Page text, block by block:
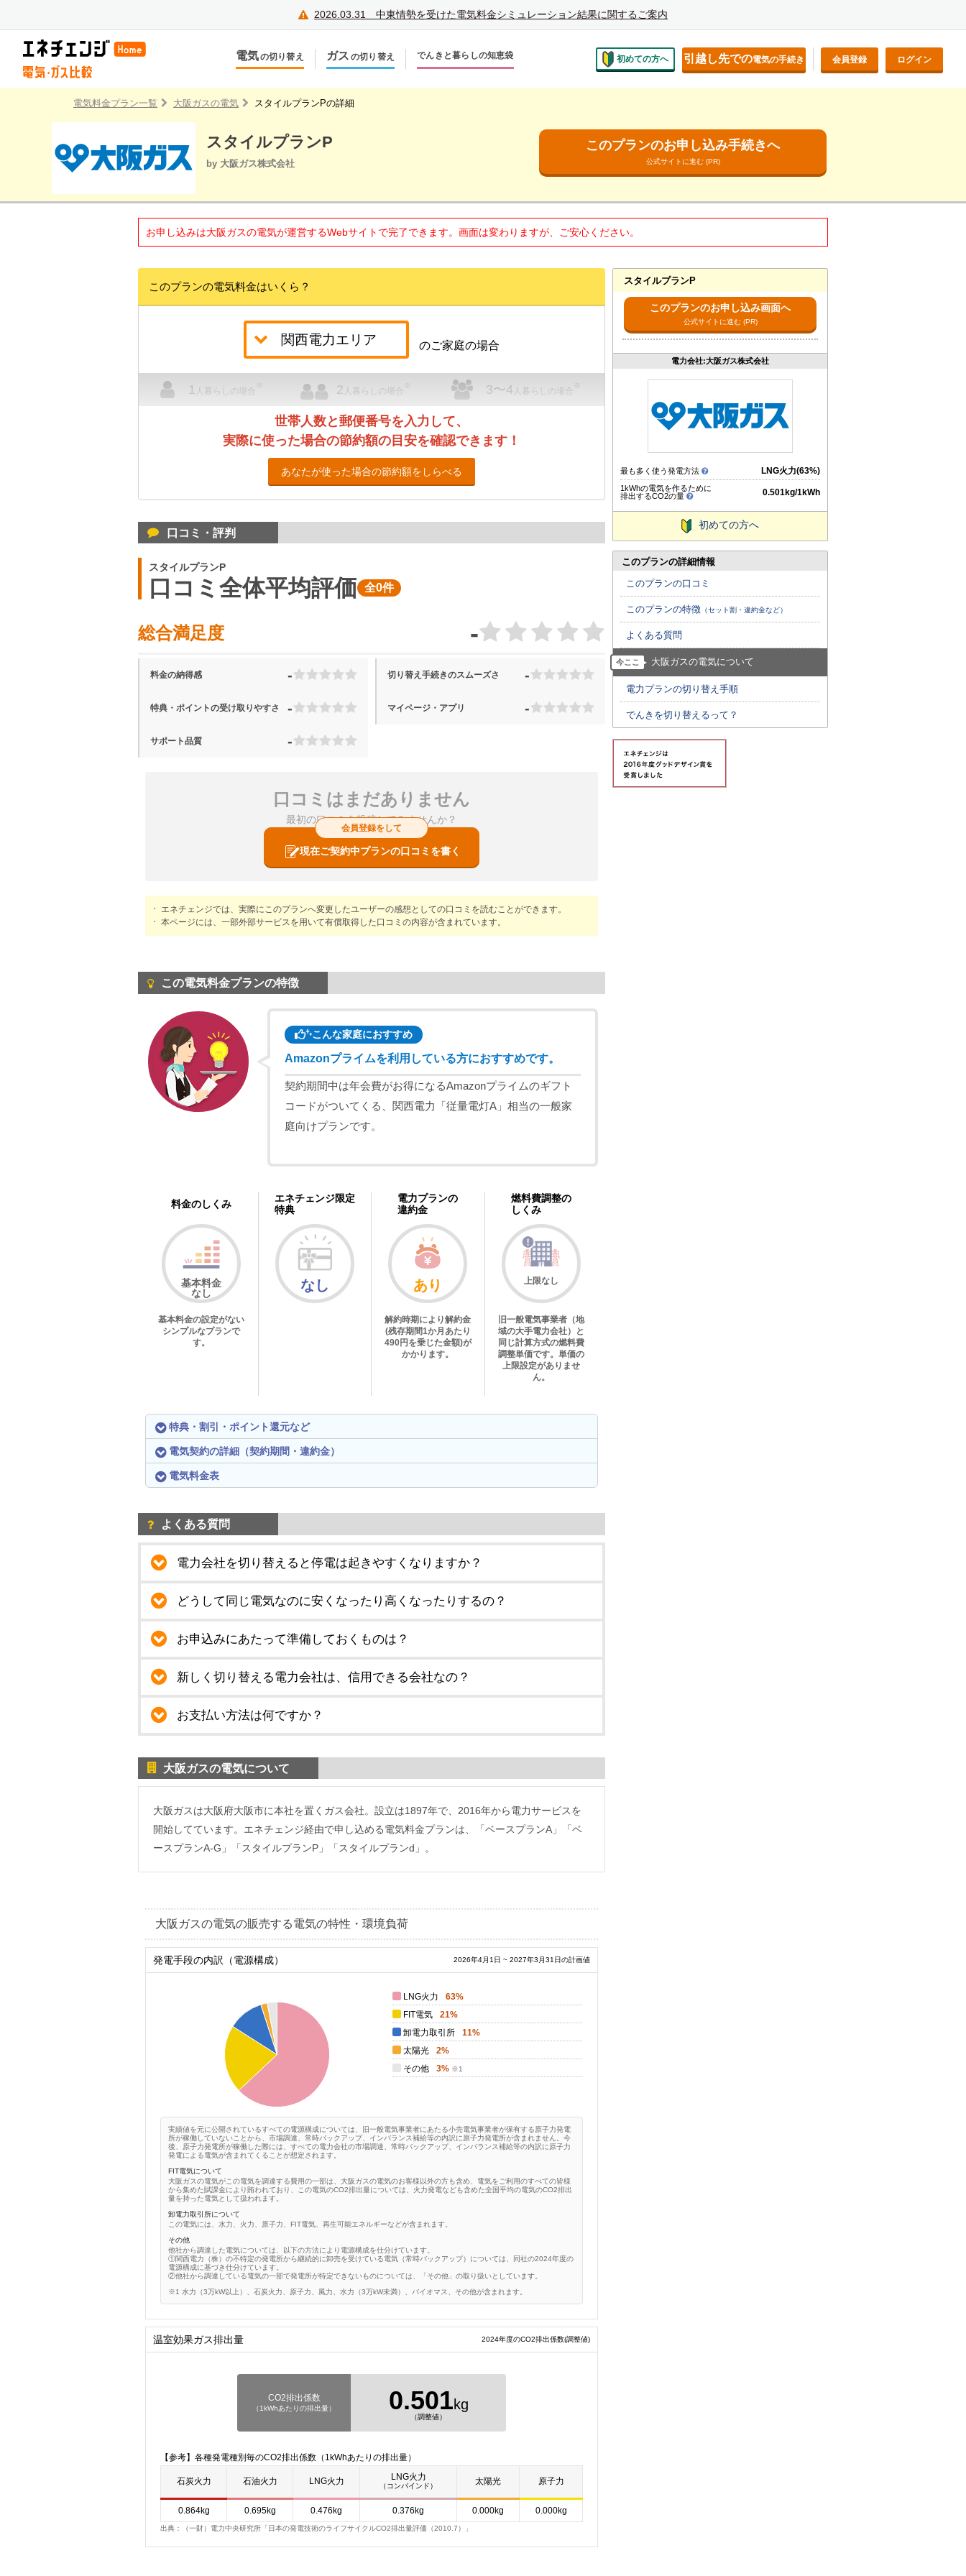
2026.03.31 中東情勢を受けた電気料金シミュレーション結果に関するご案内
電気の切り替え
引越しで新しく申し込み
ガス の切り替え
引越しで新しく申し込み
でんきと暮らしの知恵袋 初めての方へ 引越し先での電気の手続き 会員登録 ログイン
電気料金プラン一覧 大阪ガスの電気 スタイルプランPの詳細
スタイルプランP
by 大阪ガス株式会社
このプランのお申し込み手続きへ
公式サイトに進む (PR)
お申し込みは大阪ガスの電気が運営するWebサイトで完了できます。画面は変わりますが、ご安心ください。
このプランの電気料金はいくら？
のご家庭の場合
1 人暮らしの場合
※ 2 人暮らしの場合
※ 3〜4 人暮らしの場合
※
世帯人数と郵便番号を入力して、
実際に使った場合の節約額の目安を確認できます！
あなたが使った場合の節約額をしらべる
口コミ・評判
スタイルプランP
口コミ全体平均評価 全0件
総合満足度 -
料金の納得感 - 切り替え手続きのスムーズさ -
特典・ポイントの受け取りやすさ - マイページ・アプリ -
サポート品質 -
口コミはまだありません
最初の口コミを投稿してみませんか？
会員登録をして
現在ご契約中プランの口コミを書く
エネチェンジでは、実際にこのプランへ変更したユーザーの感想としての口コミを読むことができます。
本ページには、一部外部サービスを用いて有償取得した口コミの内容が含まれています。
この電気料金プランの特徴
こんな家庭におすすめ
Amazonプライムを利用している方におすすめです。
契約期間中は年会費がお得になるAmazonプライムのギフト
コードがついてくる、関西電力「従量電灯A」相当の一般家
庭向けプランです。
料金のしくみ
基本料金
なし
基本料金の設定がない
シンプルなプランで
す。
エネチェンジ限定
特典
なし
電力プランの
違約金
あり
解約時期により解約金
(残存期間1か月あたり
490円を乗じた金額)が
かかります。
燃料費調整の
しくみ
上限なし
旧一般電気事業者（地
域の大手電力会社）と
同じ計算方式の燃料費
調整単価です。単価の
上限設定がありませ
ん。
特典・割引・ポイント還元など
電気契約の詳細（契約期間・違約金）
電気料金表
よくある質問
電力会社を切り替えると停電は起きやすくなりますか？
どうして同じ電気なのに安くなったり高くなったりするの？
お申込みにあたって準備しておくものは？
新しく切り替える電力会社は、信用できる会社なの？
お支払い方法は何ですか？
大阪ガスの電気について
大阪ガスは大阪府大阪市に本社を置くガス会社。設立は1897年で、2016年から電力サービスを
開始してています。エネチェンジ経由で申し込める電気料金プランは、「ベースプランA」「ベ
ースプランA-G」「スタイルプランP」「スタイルプランd」。
大阪ガスの電気の販売する電気の特性・環境負荷
発電手段の内訳（電源構成） 2026年4月1日 ~ 2027年3月31日の計画値
0
LNG火力
63%
FIT電気
21%
卸電力取引所
11%
太陽光
2%
その他
3%
実績値を元に公開されているすべての電源構成については、旧一般電気事業者にあたる小売電気事業者が保有する原子力発電
所が稼働していないことから、市場調達、常時バックアップ、インバランス補給等の内訳に原子力発電所が含まれません。今
後、原子力発電所が稼働した際には、すべての電力会社の市場調達、常時バックアップ、インバランス補給等の内訳に原子力
発電による電気が含まれてくることが想定されます。
FIT電気について
大阪ガスの電気がこの電気を調達する費用の一部は、大阪ガスの電気のお客様以外の方も含め、電気をご利用のすべての皆様
から集めた賦課金により賄われており、この電気のCO2排出量については、火力発電なども含めた全国平均の電気のCO2排出
量を持った電気として扱われます。
卸電力取引所について
この電気には、水力、火力、原子力、FIT電気、再生可能エネルギーなどが含まれます。
その他
他社から調達した電気については、以下の方法により電源構成を仕分けています。
①関西電力（株）の不特定の発電所から継続的に卸売を受けている電気（常時バックアップ）については、同社の2024年度の
電源構成に基づき仕分けています。
②他社から調達している電気の一部で発電所が特定できないものについては、「その他」の取り扱いとしています。
水力（3万kW以上）、石炭火力、原子力、風力、水力（3万kW未満）、バイオマス、その他が含まれます。
温室効果ガス排出量 2024年度のCO2排出係数(調整値)
CO2排出係数
（1kWhあたりの排出量） 0.501kg
（調整値）
【参考】各種発電種別毎のCO2排出係数（1kWhあたりの排出量）
石炭火力 石油火力 LNG火力 LNG火力
（コンバインド） 太陽光 原子力
0.864kg 0.695kg 0.476kg 0.376kg 0.000kg 0.000kg
出典：（一財）電力中央研究所「日本の発電技術のライフサイクルCO2排出量評価（2010.7）」
スタイルプランP
このプランのお申し込み画面へ
公式サイトに進む (PR)
電力会社:大阪ガス株式会社
最も多く使う発電方法 LNG火力(63%)
1kWhの電気を作るために
排出するCO2の量
0.501kg/1kWh
初めての方へ
このプランの詳細情報
このプランの口コミ
このプランの特徴 （セット割・違約金など）
よくある質問
今ここ 大阪ガスの電気について
電力プランの切り替え手順
でんきを切り替えるって？